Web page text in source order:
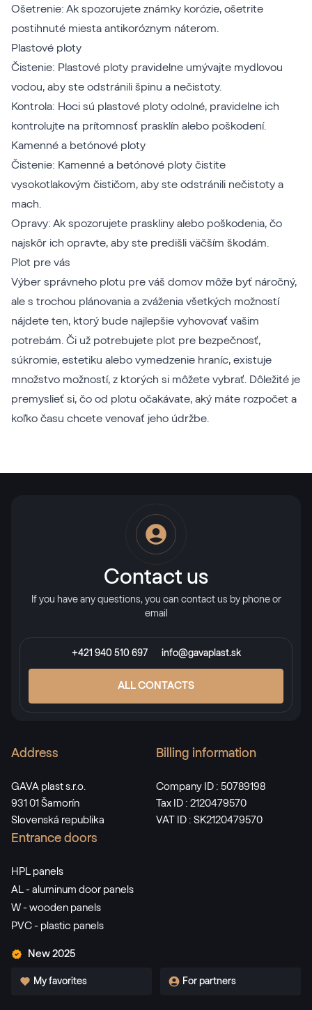
Ošetrenie: Ak spozorujete známky korózie, ošetrite
postihnuté miesta antikoróznym náterom.
Plastové ploty
Čistenie: Plastové ploty pravidelne umývajte mydlovou
vodou, aby ste odstránili špinu a nečistoty.
Kontrola: Hoci sú plastové ploty odolné, pravidelne ich
kontrolujte na prítomnosť prasklín alebo poškodení.
Kamenné a betónové ploty
Čistenie: Kamenné a betónové ploty čistite
vysokotlakovým čističom, aby ste odstránili nečistoty a
mach.
Opravy: Ak spozorujete praskliny alebo poškodenia, čo
najskôr ich opravte, aby ste predišli väčším škodám.
Plot pre vás
Výber správneho plotu pre váš domov môže byť náročný,
ale s trochou plánovania a zváženia všetkých možností
nájdete ten, ktorý bude najlepšie vyhovovať vašim
potrebám. Či už potrebujete plot pre bezpečnosť,
súkromie, estetiku alebo vymedzenie hraníc, existuje
množstvo možností, z ktorých si môžete vybrať. Dôležité je
premyslieť si, čo od plotu očakávate, aký máte rozpočet a
koľko času chcete venovať jeho údržbe.
Contact us
If you have any questions, you can contact us by phone or
email
+421 940 510 697 info@gavaplast.sk
ALL CONTACTS
Address
GAVA plast s.r.o.
931 01 Šamorín
Slovenská republika
Billing information
Company ID : 50789198
Tax ID : 2120479570
VAT ID : SK2120479570
Entrance doors
HPL panels
AL - aluminum door panels
W - wooden panels
PVC - plastic panels
New 2025
My favorites For partners